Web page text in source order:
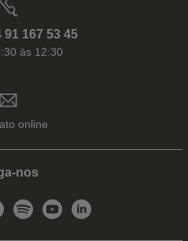
91 167 53 45
às 12:30
online
nos